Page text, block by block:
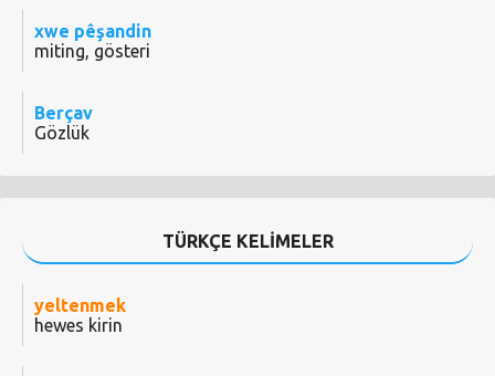
xwe pêşandin
miting, gösteri
Berçav
Gözlük
TÜRKÇE KELİMELER
yeltenmek
hewes kirin